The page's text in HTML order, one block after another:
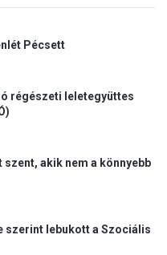
Pécsett
régészeti leletegyüttes
szent, akik nem a könnyebb
szerint lebukott a Szociális